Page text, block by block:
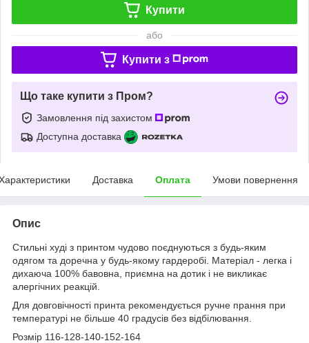
Купити
або
Купити з
Що таке купити з Пром?
Замовлення під захистом
Доступна доставка
Доставка Оплата Умови повернення
Опис
Стильні худі з принтом чудово поєднуються з будь-яким
одягом та доречна у будь-якому гардеробі. Матеріал - легка і
дихаюча 100% бавовна, приємна на дотик і не викликає
алергічних реакцій.
Для довговічності принта рекомендується ручне прання при
температурі не більше 40 градусів без відбілювання.
Розмір 116-128-140-152-164